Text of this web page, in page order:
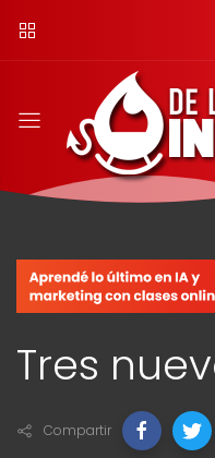
Tres
Compartir